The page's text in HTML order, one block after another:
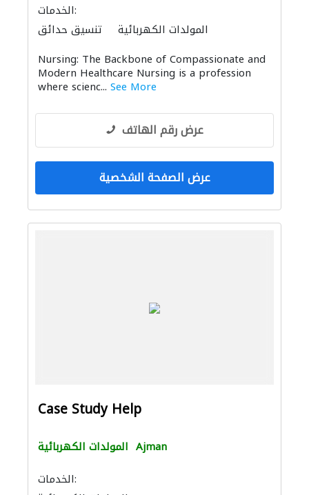
الخدمات:
تنسيق حدائق
المولدات الكهربائية
Nursing: The Backbone of Compassionate and
Modern Healthcare Nursing is a profession
where scienc... See More
عرض رقم الهاتف
عرض الصفحة الشخصية
Case Study Help
المولدات الكهربائية Ajman
الخدمات: